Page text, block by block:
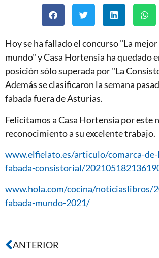
Hoy se ha fallado el concurso "La
mundo" y Casa Hortensia ha quedado
posición sólo superada por "La
Además se clasificaron la semana
fabada fuera de Asturias.
Felicitamos a Casa Hortensia por este
reconocimiento a su excelente trabajo.
www.elfielato.es/articulo/comarca-
fabada-consistorial/
www.hola.com/cocina/noticiaslibros/
fabada-mundo-2021/
ANTERIOR